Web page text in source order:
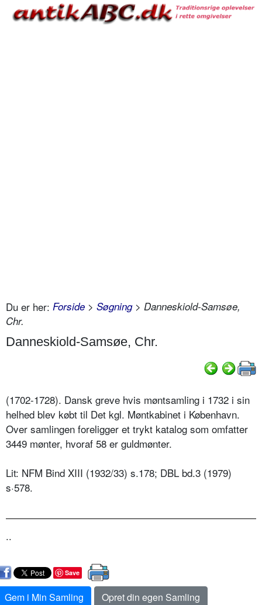
Du er her: Forside > Søgning> Danneskiold-Samsøe,
Chr.
Danneskiold-Samsøe, Chr.
(1702-1728). Dansk greve hvis møntsamling i 1732 i sin
helhed blev købt til Det kgl. Møntkabinet i København.
Over samlingen foreligger et trykt katalog som omfatter
3449 mønter, hvoraf 58 er guldmønter.
Lit: NFM Bind XIII (1932/33) s.178; DBL bd.3 (1979)
s·578.
..
Save
Gem i Min Samling
Opret din egen Samling